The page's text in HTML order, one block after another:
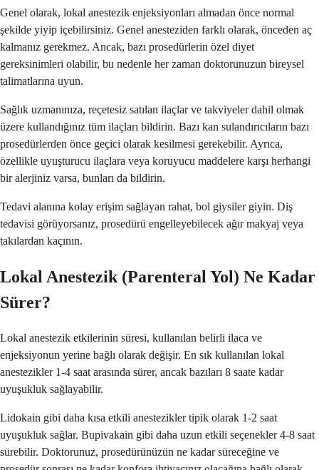
Genel olarak, lokal anestezik enjeksiyonları almadan önce normal
şekilde yiyip içebilirsiniz. Genel anesteziden farklı olarak, önceden aç
kalmanız gerekmez. Ancak, bazı prosedürlerin özel diyet
gereksinimleri olabilir, bu nedenle her zaman doktorunuzun bireysel
talimatlarına uyun.
Sağlık uzmanınıza, reçetesiz satılan ilaçlar ve takviyeler dahil olmak
üzere kullandığınız tüm ilaçları bildirin. Bazı kan sulandırıcıların bazı
prosedürlerden önce geçici olarak kesilmesi gerekebilir. Ayrıca,
özellikle uyuşturucu ilaçlara veya koruyucu maddelere karşı herhangi
bir alerjiniz varsa, bunları da bildirin.
Tedavi alanına kolay erişim sağlayan rahat, bol giysiler giyin. Diş
tedavisi görüyorsanız, prosedürü engelleyebilecek ağır makyaj veya
takılardan kaçının.
Lokal Anestezik (Parenteral Yol) Ne Kadar
Sürer?
Lokal anestezik etkilerinin süresi, kullanılan belirli ilaca ve
enjeksiyonun yerine bağlı olarak değişir. En sık kullanılan lokal
anestezikler 1-4 saat arasında sürer, ancak bazıları 8 saate kadar
uyuşukluk sağlayabilir.
Lidokain gibi daha kısa etkili anestezikler tipik olarak 1-2 saat
uyuşukluk sağlar. Bupivakain gibi daha uzun etkili seçenekler 4-8 saat
sürebilir. Doktorunuz, prosedürünüzün ne kadar süreceğine ve